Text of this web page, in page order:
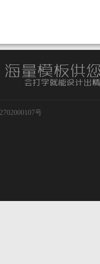
号